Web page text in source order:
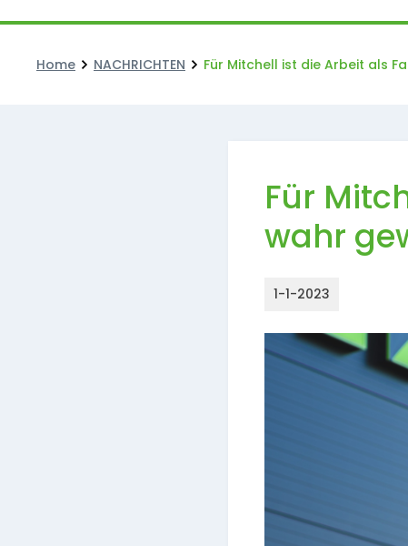
Home NACHRICHTEN Für Mitchell ist die Arbeit als
Für
wahr
1-1-2023